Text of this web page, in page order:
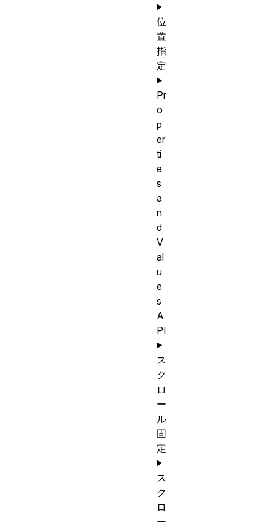
位
置
指
定
Pr
o
p
er
ti
e
s
a
n
d
V
al
u
e
s
A
PI
ス
ク
ロ
ー
ル
固
定
ス
ク
ロ
ー